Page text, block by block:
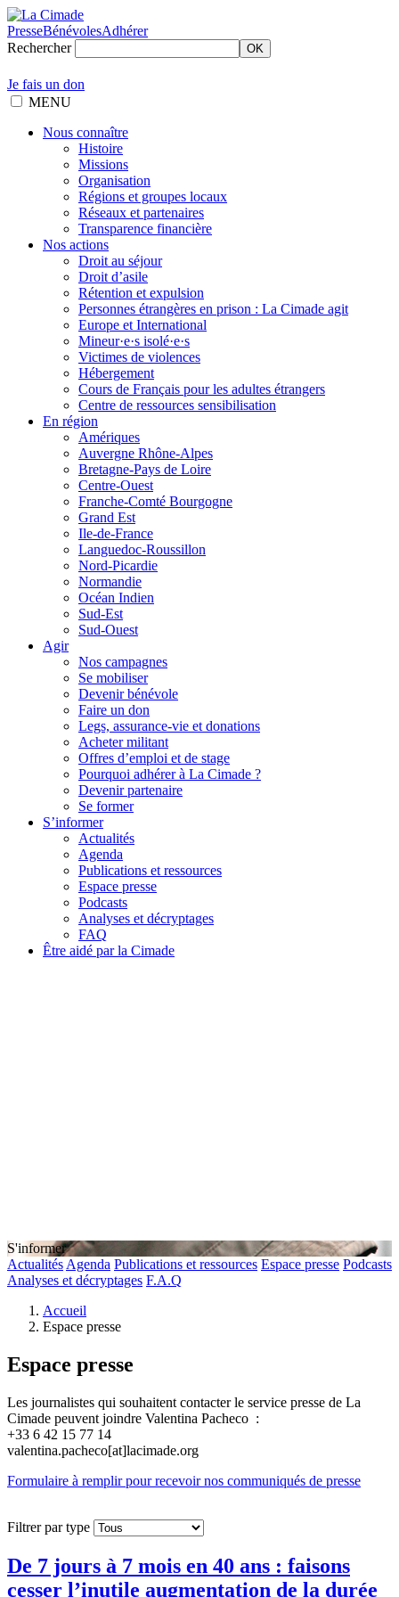
PresseBénévolesAdhérer
Rechercher
OK
Je fais un don
MENU
Nous connaître
Histoire
Missions
Organisation
Régions et groupes locaux
Réseaux et partenaires
Transparence financière
Nos actions
Droit au séjour
Droit d’asile
Rétention et expulsion
Personnes étrangères en prison : La Cimade agit
Europe et International
Mineur·e·s isolé·e·s
Victimes de violences
Hébergement
Cours de Français pour les adultes étrangers
Centre de ressources sensibilisation
En région
Amériques
Auvergne Rhône-Alpes
Bretagne-Pays de Loire
Centre-Ouest
Franche-Comté Bourgogne
Grand Est
Ile-de-France
Languedoc-Roussillon
Nord-Picardie
Normandie
Océan Indien
Sud-Est
Sud-Ouest
Agir
Nos campagnes
Se mobiliser
Devenir bénévole
Faire un don
Legs, assurance-vie et donations
Acheter militant
Offres d’emploi et de stage
Pourquoi adhérer à La Cimade ?
Devenir partenaire
Se former
S’informer
Actualités
Agenda
Publications et ressources
Espace presse
Podcasts
Analyses et décryptages
FAQ
Être aidé par la Cimade
S'informer
Actualités Agenda Publications et ressources Espace presse Podcasts
Analyses et décryptages F.A.Q
Accueil
Espace presse
Espace presse
Les journalistes qui souhaitent contacter le service presse de La
Cimade peuvent joindre Valentina Pacheco :
+33 6 42 15 77 14
valentina.pacheco[at]lacimade.org
Formulaire à remplir pour recevoir nos communiqués de presse
Filtrer par type
De 7 jours à 7 mois en 40 ans : faisons
cesser l’inutile augmentation de la durée